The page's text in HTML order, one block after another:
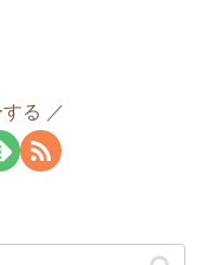
る